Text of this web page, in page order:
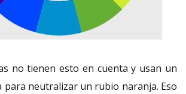
no tienen esto en cuenta y usan un
para neutralizar un rubio naranja. Eso